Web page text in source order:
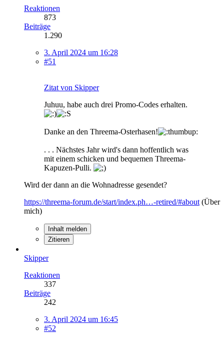
Reaktionen
873
Beiträge
1.290
3. April 2024 um 16:28
#51
Zitat von Skipper
Juhuu, habe auch drei Promo-Codes erhalten.
Danke an den Threema-Osterhasen!
. . . Nächstes Jahr wird's dann hoffentlich was
mit einem schicken und bequemen Threema-
Kapuzen-Pulli.
Wird der dann an die Wohnadresse gesendet?
https://threema-forum.de/start/index.ph…-retired/#about (Über
mich)
Inhalt melden
Zitieren
Skipper
Reaktionen
337
Beiträge
242
3. April 2024 um 16:45
#52